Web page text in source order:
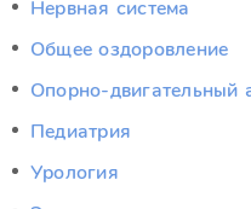
Нервная система
Общее оздоровление
Опорно-двигательный
Педиатрия
Урология